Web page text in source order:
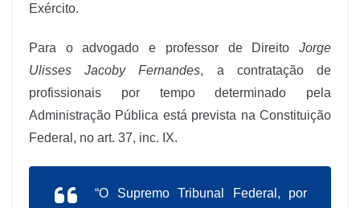
Exército.
Para o advogado e professor de Direito Jorge
Ulisses Jacoby Fernandes, a contratação de
profissionais por tempo determinado pela
Administração Pública está prevista na Constituição
Federal, no art. 37, inc. IX.
“O Supremo Tribunal Federal, por